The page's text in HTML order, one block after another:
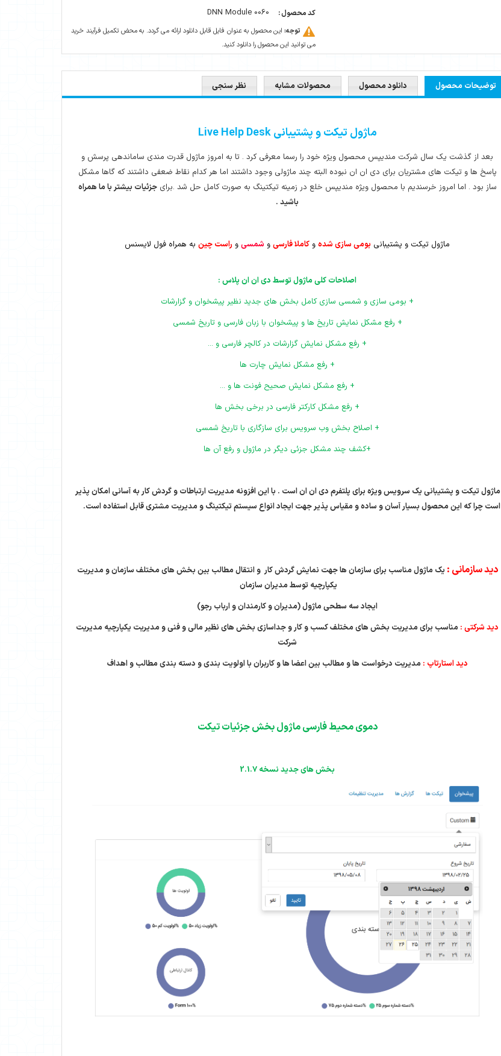
کد محصول : DNN Module 0060
توجه: این محصول به عنوان فایل قابل دانلود ارائه می گردد. به محض تکمیل فرآیند خرید
می توانید این محصول را دانلود کنید.
توضیحات محصول دانلود محصول محصولات مشابه نظر سنجی
ماژول تیکت و پشتیبانی Live Help Desk
بعد از گذشت یک سال شرکت مندیپس محصول ویژه خود را رسما معرفی کرد . تا به امروز ماژول قدرت مندی ساماندهی پرسش و
پاسخ ها و تیکت های مشتریان برای دی ان ان نبوده البته چند ماژولی وجود داشتند اما هر کدام نقاط ضعفی داشتند که گاها مشکل
ساز بود . اما امروز خرسندیم با محصول ویژه مندیپس خلع در زمینه تیکتینگ به صورت کامل حل شد .برایجزئیات بیشتر با ما همراه
باشید .
ماژول تیکت و پشتیبانی بومی سازی شده و کاملا فارسی و شمسی و راست چین به همراه فول لایسنس
اصلاحات کلی ماژول توسط دی ان ان پلاس :
+ بومی سازی و شمسی سازی کامل بخش های جدید نظیر پیشخوان و گزارشات
+ رفع مشکل نمایش تاریخ ها و پیشخوان با زبان فارسی و تاریخ شمسی
+ رفع مشکل نمایش گزارشات در کالچر فارسی و ...
+ رفع مشکل نمایش چارت ها
+ رفع مشکل نمایش صحیح فونت ها و ...
+ رفع مشکل کارکتر فارسی در برخی بخش ها
+ اصلاح بخش وب سرویس برای سازگاری با تاریخ شمسی
+کشف چند مشکل جزئی دیگر در ماژول و رفع آن ها
ماژول تیکت و پشتیبانی یک سرویس ویژه برای پلتفرم دی ان ان است . با این افزونه مدیریت ارتباطات و گردش کار به آسانی امکان پذیر
است چرا که این محصول بسیار آسان و ساده و مقیاس پذیر جهت ایجاد انواع سیستم تیکتینگ و مدیریت مشتری قابل استفاده است.
دید سازمانی : یک ماژول مناسب برای سازمان ها جهت نمایش گردش کار و انتقال مطالب بین بخش های مختلف سازمان و مدیریت
یکپارچیه توسط مدیران سازمان
ایجاد سه سطحی ماژول (مدیران و کارمندان و ارباب رجو)
دید شرکتی : مناسب برای مدیریت بخش های مختلف کسب و کار و جداسازی بخش های نظیر مالی و فنی و مدیریت یکپارچیه مدیریت
شرکت
دید استارتاپ : مدیریت درخواست ها و مطالب بین اعضا ها و کاربران با اولویت بندی و دسته بندی مطالب و اهداف
دموی محیط فارسی ماژول بخش جزئیات تیکت
بخش های جدید نسخه 2.1.7